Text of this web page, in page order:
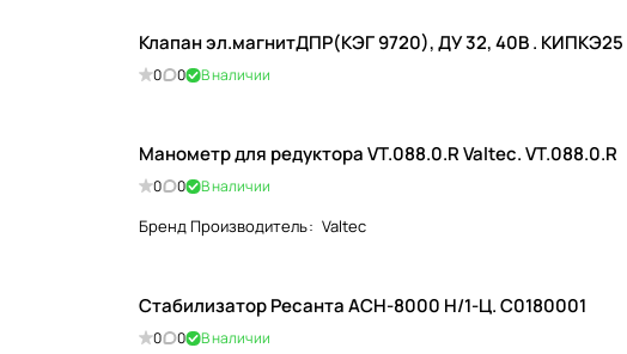
Клапан эл.магнитДПР(КЭГ 9720), ДУ 32, 40В . КИПКЭ25
0 0 В наличии
Манометр для редуктора VT.088.0.R Valtec. VT.088.0.R
0 0 В наличии
Бренд Производитель: Valtec
Стабилизатор Ресанта АСН-8000 Н/1-Ц. С0180001
0 0 В наличии